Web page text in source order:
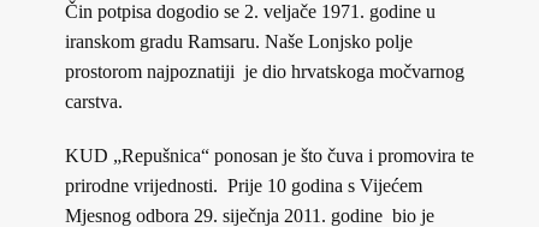
Čin potpisa dogodio se 2. veljače 1971. godine u
iranskom gradu Ramsaru. Naše Lonjsko polje
prostorom najpoznatiji je dio hrvatskoga močvarnog
carstva.
KUD „Repušnica“ ponosan je što čuva i promovira te
prirodne vrijednosti. Prije 10 godina s Vijećem
Mjesnog odbora 29. siječnja 2011. godine bio je